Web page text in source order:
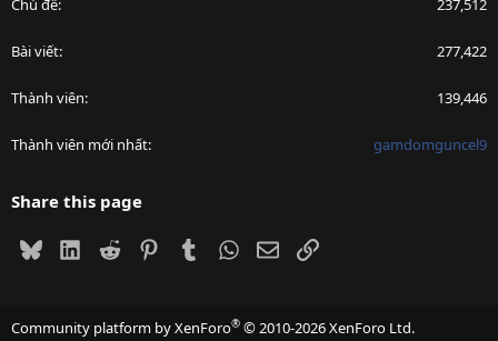
Chủ đề 237,512
Bài viết 277,422
Thành viên 139,446
Thành viên mới nhất gamdomguncel9
Share this page
BlueskyLinkedIn
Reddit PinterestTumblrWhatsApp
EmailLink
Community platform by XenForo® © 2010-2026 XenForo Ltd.